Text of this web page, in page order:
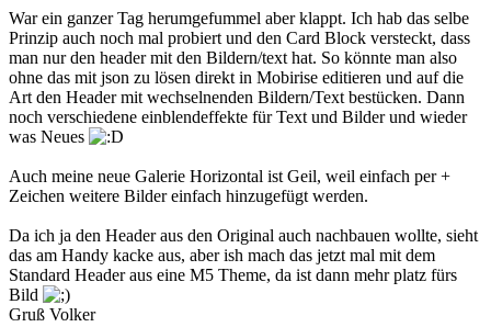
War ein ganzer Tag herumgefummel aber klappt. Ich hab das selbe
Prinzip auch noch mal probiert und den Card Block versteckt, dass
man nur den header mit den Bildern/text hat. So könnte man also
ohne das mit json zu lösen direkt in Mobirise editieren und auf die
Art den Header mit wechselnenden Bildern/Text bestücken. Dann
noch verschiedene einblendeffekte für Text und Bilder und wieder
was Neues
Auch meine neue Galerie Horizontal ist Geil, weil einfach per +
Zeichen weitere Bilder einfach hinzugefügt werden.
Da ich ja den Header aus den Original auch nachbauen wollte, sieht
das am Handy kacke aus, aber ish mach das jetzt mal mit dem
Standard Header aus eine M5 Theme, da ist dann mehr platz fürs
Bild
Gruß Volker